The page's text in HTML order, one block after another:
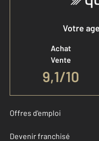
Votre
Achat
Vente
9,1/10
Offres d'emploi
Devenir franchisé